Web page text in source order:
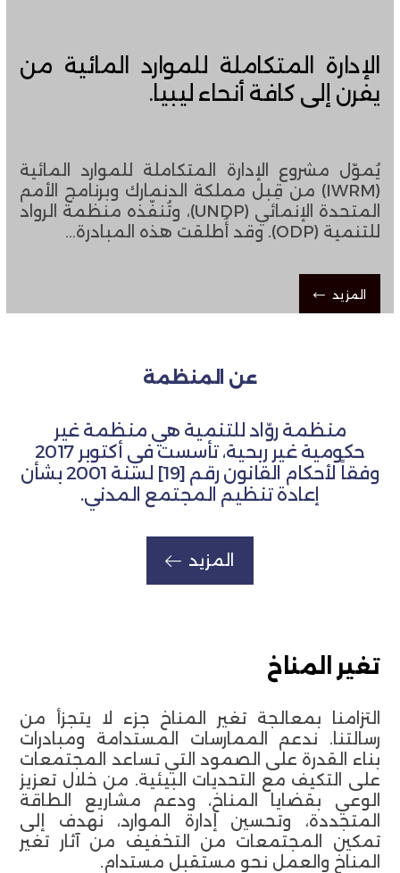
الإدارة المتكاملة للموارد المائية من
يفرن إلى كافة أنحاء ليبيا.
يُموّل مشروع الإدارة المتكاملة للموارد المائية
(IWRM) من قِبل مملكة الدنمارك وبرنامج الأمم
المتحدة الإنمائي (UNDP)، ​​وتُنفّذه منظمة الرواد
للتنمية (ODP). وقد أُطلقت هذه المبادرة…
المزيد
عن المنظمة
منظمة روّاد للتنمية هي منظمة غير
حكومية غير ربحية، تأسست في أكتوبر 2017
وفقاً لأحكام القانون رقم [19] لسنة 2001 بشأن
إعادة تنظيم المجتمع المدني.
المزيد
تغير المناخ
التزامنا بمعالجة تغير المناخ جزء لا يتجزأ من
رسالتنا. ندعم الممارسات المستدامة ومبادرات
بناء القدرة على الصمود التي تساعد المجتمعات
على التكيف مع التحديات البيئية. من خلال تعزيز
الوعي بقضايا المناخ، ودعم مشاريع الطاقة
المتجددة، وتحسين إدارة الموارد، نهدف إلى
تمكين المجتمعات من التخفيف من آثار تغير
المناخ والعمل نحو مستقبل مستدام.